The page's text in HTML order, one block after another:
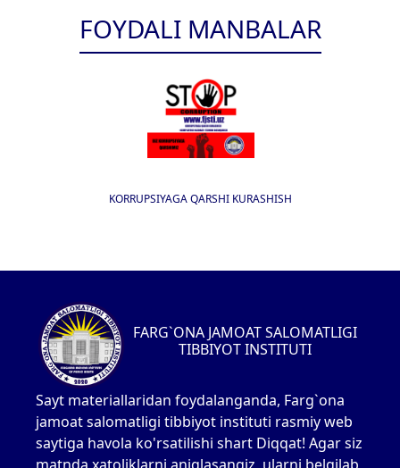
FOYDALI MANBALAR
KORRUPSIYAGA QARSHI KURASHISH
FARG`ONA JAMOAT SALOMATLIGI
TIBBIYOT INSTITUTI
Sayt materiallaridan foydalanganda, Farg`ona
jamoat salomatligi tibbiyot instituti rasmiy web
saytiga havola ko'rsatilishi shart Diqqat! Agar siz